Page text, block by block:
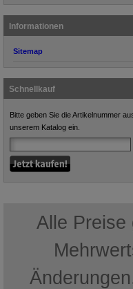
Informationen
Sitemap
Schnellkauf
Bitte geben Sie die Artikelnummer
unserem Katalog ein.
Alle Preise